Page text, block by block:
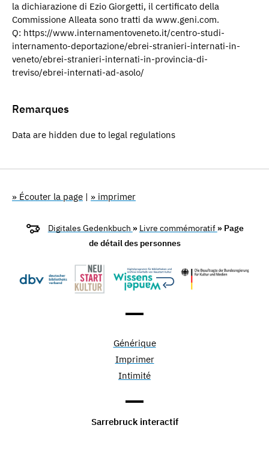
la dichiarazione di Ezio Giorgetti, il certificato della
Commissione Alleata sono tratti da www.geni.com.
Q: https://www.internamentoveneto.it/centro-studi-
internamento-deportazione/ebrei-stranieri-internati-in-
veneto/ebrei-stranieri-internati-in-provincia-di-
treviso/ebrei-internati-ad-asolo/
Remarques
Data are hidden due to legal regulations
» Écouter la page | » imprimer
Digitales Gedenkbuch » Livre commémoratif » Page
de détail des personnes
Générique
Imprimer
Intimité
Sarrebruck interactif